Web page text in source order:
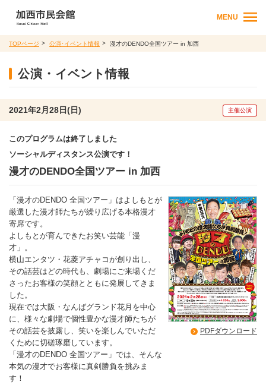
MENU
TOPページ 公演･イベント情報 漫才のDENDO全国ツアー in 加西
公演・イベント情報
2021年2月28日(日) 主催公演
このプログラムは終了しました
ソーシャルディスタンス公演です！
漫才のDENDO全国ツアー in 加西
「漫才のDENDO 全国ツアー」はよしもとが
厳選した漫才師たちが繰り広げる本格漫才
寄席です。
よしもとが育んできたお笑い芸能「漫
才」。
横山エンタツ・花菱アチャコが創り出し、
その話芸はどの時代も、劇場にご来場くだ
さったお客様の笑顔とともに発展してきま
した。
現在では大阪・なんばグランド花月を中心
に、様々な劇場で個性豊かな漫才師たちが
その話芸を披露し、笑いを楽しんでいただ
くために切磋琢磨しています。
「漫才のDENDO 全国ツアー」では、そんな
本気の漫才でお客様に真剣勝負を挑みま
す！
PDFダウンロード